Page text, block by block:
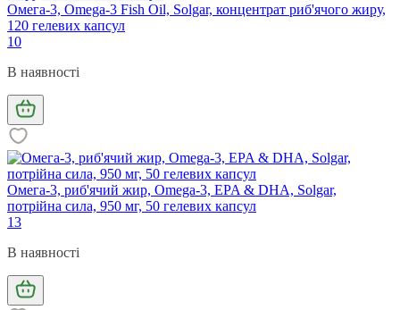
Омега-3, Omega-3 Fish Oil, Solgar, концентрат риб'ячого жиру,
120 гелевих капсул
10
В наявності
Омега-3, риб'ячий жир, Omega-3, EPA & DHA, Solgar,
потрійна сила, 950 мг, 50 гелевих капсул
13
В наявності